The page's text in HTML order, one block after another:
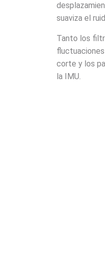
suaviza el
Tanto los
corte y los
la IMU.